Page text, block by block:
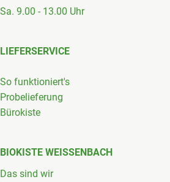
Sa. 9.00 - 13.00 Uhr
LIEFERSERVICE
So funktioniert's
Probelieferung
Bürokiste
BIOKISTE WEISSENBACH
Das sind wir